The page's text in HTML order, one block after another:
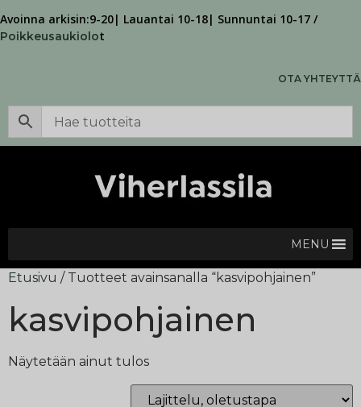
Avoinna arkisin:9-20| Lauantai 10-18| Sunnuntai 10-17 /
Poikkeusaukiolot
OTA YHTEYTTÄ
MENU
Etusivu / Tuotteet avainsanalla “kasvipohjainen”
kasvipohjainen
Näytetään ainut tulos